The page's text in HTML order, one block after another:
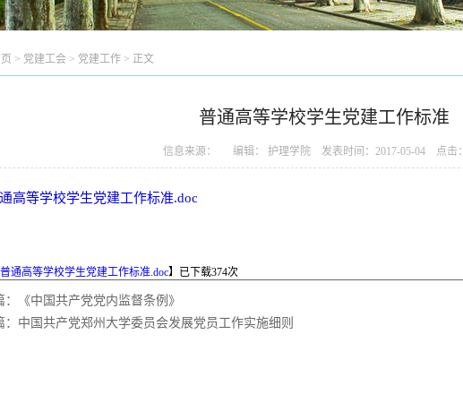
> 党建工会 > 党建工作 > 正文
普通高等学校学生党建工作标准
信息来源： 编辑： 护理学院 发表时间：2017-05-04 点击：
高等学校学生党建工作标准.doc
普通高等学校学生党建工作标准.doc】已下载374次
《中国共产党党内监督条例》
中国共产党郑州大学委员会发展党员工作实施细则